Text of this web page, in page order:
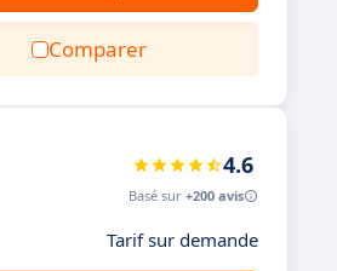
Comparer
4.6
Basé sur +200 avis
Tarif sur demande